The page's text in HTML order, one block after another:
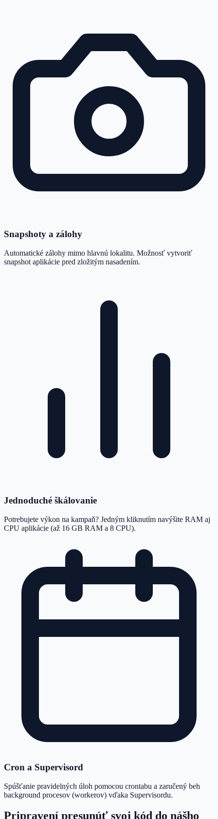
Snapshoty a zálohy
Automatické zálohy mimo hlavnú lokalitu. Možnosť vytvoriť
snapshot aplikácie pred zložitým nasadením.
Jednoduché škálovanie
Potrebujete výkon na kampaň? Jedným kliknutím navýšite RAM aj
CPU aplikácie (až 16 GB RAM a 8 CPU).
Cron a Supervisord
Spúšťanie pravidelných úloh pomocou crontabu a zaručený beh
background procesov (workerov) vďaka Supervisordu.
Pripravení presunúť svoj kód do nášho